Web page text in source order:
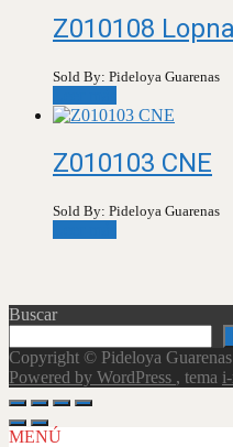
Z010108 Lopna
Sold By: Pideloya Guarenas
Z010103 CNE
Sold By: Pideloya Guarenas
Buscar
Copyright © Pideloya
Powered by WordPress , tema
Scroll
Up
MENÚ